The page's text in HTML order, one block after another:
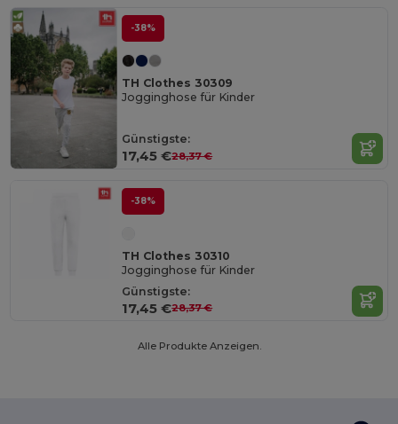
-38%
TH Clothes 30309
Jogginghose für Kinder
Günstigste:
17,45 €28,37 €
-38%
TH Clothes 30310
Jogginghose für Kinder
Günstigste:
17,45 €28,37 €
Alle Produkte Anzeigen.